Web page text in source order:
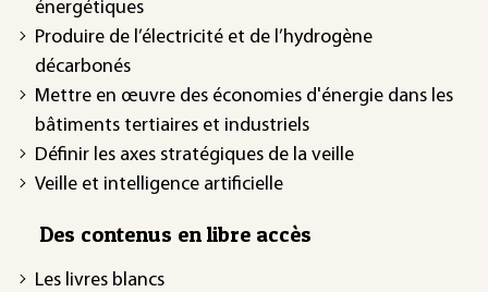
énergétiques
Produire de l’électricité et de l’hydrogène
décarbonés
Mettre en œuvre des économies d'énergie dans les
bâtiments tertiaires et industriels
Définir les axes stratégiques de la veille
Veille et intelligence artificielle
Des contenus en libre accès
Les livres blancs